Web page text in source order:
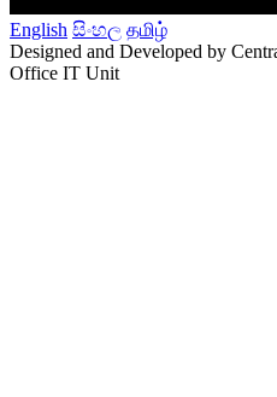
English සිංහල தமிழ்
Designed and Developed by
Office IT Unit